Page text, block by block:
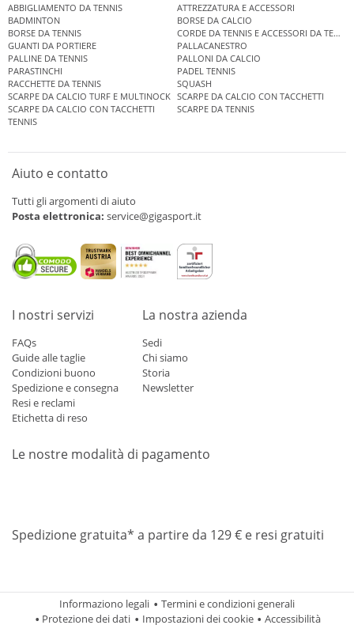
ABBIGLIAMENTO DA TENNIS
ATTREZZATURA E ACCESSORI
BADMINTON
BORSE DA CALCIO
BORSE DA TENNIS
CORDE DA TENNIS E ACCESSORI DA TENNIS
GUANTI DA PORTIERE
PALLACANESTRO
PALLINE DA TENNIS
PALLONI DA CALCIO
PARASTINCHI
PADEL TENNIS
RACCHETTE DA TENNIS
SQUASH
SCARPE DA CALCIO TURF E MULTINOCK SCARPE DA CALCIO CON TACCHETTI
SCARPE DA CALCIO CON TACCHETTI
SCARPE DA TENNIS
TENNIS
Aiuto e contatto
Tutti gli argomenti di aiuto
Posta elettronica: service@gigasport.it
I nostri servizi
FAQs
Guide alle taglie
Condizioni buono
Spedizione e consegna
Resi e reclami
Etichetta di reso
La nostra azienda
Sedi
Chi siamo
Storia
Newsletter
Le nostre modalità di pagamento
Spedizione gratuita* a partire da 129 € e resi gratuiti
Informaziono legali
Termini e condizioni generali
Protezione dei dati
Impostazioni dei cookie Accessibilità